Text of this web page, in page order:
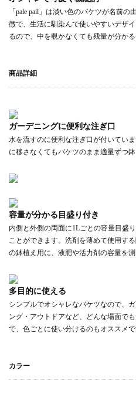
「pale pail」は淡い色のバケツが名前
徴で、生活に馴染んで使いやすいデザ
るので、中を覗かなくても残量が分か
商品詳細
ガーデニングに便利な注ぎ口
水を流すのに便利な注ぎ口が付いてい
に移さなくてもバケツのまま適量ずつ
容量が分かる目盛り付き
内側と外側の両面に1Lごとの容量目盛
ことができます。洗剤を薄めて使用す
の鉢植え用に、液肥や活力剤の容量を測
多目的に使える
シンプルでオシャレなバケツなので、
ング・アウトドアなど、どんな場面で
で、色ごとに使い分けるのもオススメで
カラー